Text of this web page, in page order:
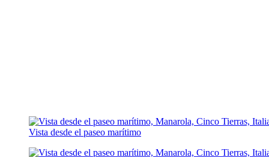
Vista desde el paseo marítimo